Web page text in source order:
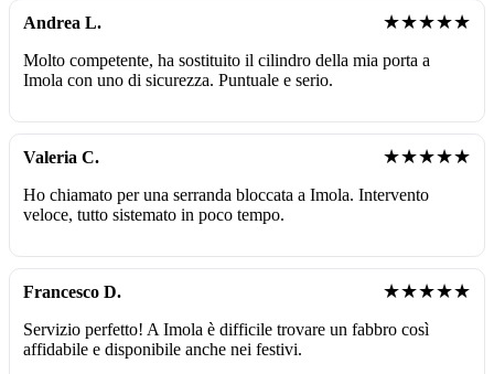
Andrea L. ★★★★★
Molto competente, ha sostituito il cilindro della mia porta a
Imola con uno di sicurezza. Puntuale e serio.
Valeria C. ★★★★★
Ho chiamato per una serranda bloccata a Imola. Intervento
veloce, tutto sistemato in poco tempo.
Francesco D. ★★★★★
Servizio perfetto! A Imola è difficile trovare un fabbro così
affidabile e disponibile anche nei festivi.